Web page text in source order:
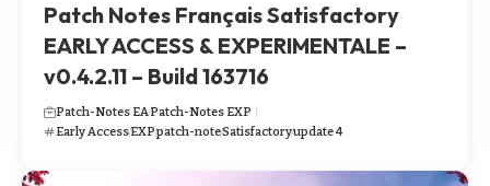
Patch Notes Français Satisfactory
EARLY ACCESS & EXPERIMENTALE –
v0.4.2.11 – Build 163716
Patch-Notes EAPatch-Notes EXP
Early AccessEXPpatch-noteSatisfactoryupdate 4